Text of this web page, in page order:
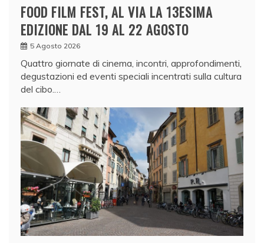
FOOD FILM FEST, AL VIA LA 13ESIMA
EDIZIONE DAL 19 AL 22 AGOSTO
5 Agosto 2026
Quattro giornate di cinema, incontri, approfondimenti,
degustazioni ed eventi speciali incentrati sulla cultura
del cibo.…